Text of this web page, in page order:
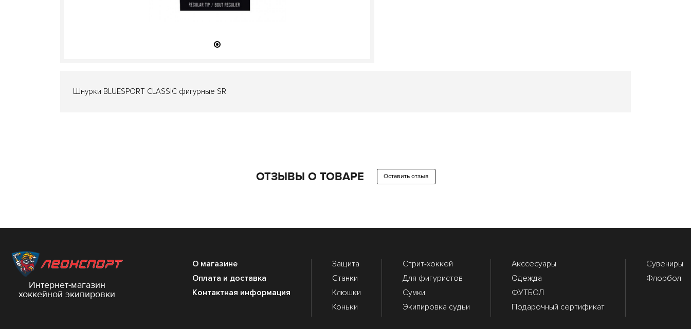
Шнурки BLUESPORT CLASSIC фигурные SR
ОТЗЫВЫ О ТОВАРЕ Оставить отзыв
Интернет-магазин
хоккейной экипировки
О магазине
Оплата и доставка
Контактная информация
Защита
Станки
Клюшки
Коньки
Стрит-хоккей
Для фигуристов
Сумки
Экипировка судьи
Акссесуары
Одежда
ФУТБОЛ
Подарочный сертификат
Сувениры
Флорбол